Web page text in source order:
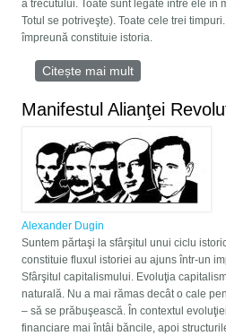
a trecutului. Toate sunt legate între ele în
Totul se potriveşte). Toate cele trei
împreună constituie istoria.
Citește mai mult
Manifestul Alianţei
Alexander Dugin
Suntem părtaşi la sfârşitul unui ciclu
constituie fluxul istoriei au ajuns într-un
Sfârşitul capitalismului. Evoluţia
naturală. Nu a mai rămas decât o cale
– să se prăbuşească. În contextul
financiare mai întâi băncile, apoi